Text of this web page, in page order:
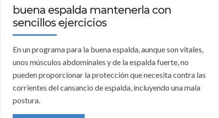
buena espalda mantenerla con
sencillos ejercicios
En un programa para la buena espalda, aunque son vitales,
unos músculos abdominales y de la espalda fuerte, no
pueden proporcionar la protección que necesita contra las
corrientes del cansancio de espalda, incluyendo una mala
postura.